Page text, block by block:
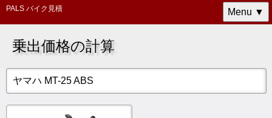
PALS バイク見積 Menu ▼
乗出価格の計算
ヤマハ MT-25 ABS